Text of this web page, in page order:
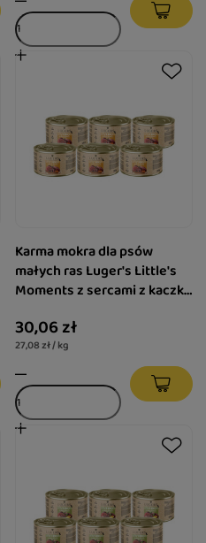
Karma mokra dla psów
małych ras Luger's Little's
Moments z sercami z kaczki
g
30,06 zł
27,08 zł / kg